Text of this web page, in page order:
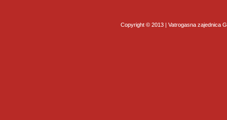
Copyright © 2013 | Vatrogasna zajednica